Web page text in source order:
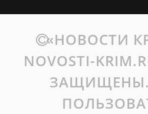
«НОВОСТИ
NOVOSTI-
ЗАЩИЩЕНЫ.